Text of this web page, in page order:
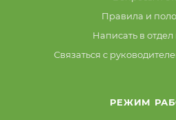
Правила и
Написать в отдел
Связаться с
РЕЖИМ